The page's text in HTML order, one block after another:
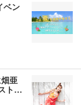
ベン
亜
ト…